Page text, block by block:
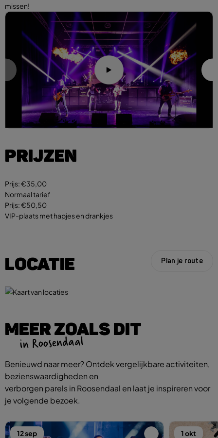
missen!
PRIJZEN
Prijs:€35,00
Normaal tarief
Prijs:€50,50
VIP-plaats met hapjes en drankjes
LOCATIE Plan je route
MEER ZOALS DIT
in Roosendaal
Benieuwd naar meer? Ontdek vergelijkbare activiteiten,
bezienswaardigheden en
verborgen parels in Roosendaal en laat je inspireren voor
je volgende bezoek.
12 sep 1 okt